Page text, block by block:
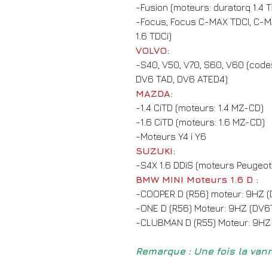
-Fusion (moteurs: duratorq 1.4
-Focus, Focus C-MAX TDCI, C-
1.6 TDCi)
VOLVO:
-S40, V50, V70, S60, V60
DV6 TAD, DV6 ATED4)
MAZDA:
-1.4 CiTD (moteurs: 1.4 MZ-CD)
-1.6 CiTD (moteurs: 1.6 MZ-CD)
-Moteurs Y4 i Y6
SUZUKI:
-S4X 1.6 DDiS (moteurs
BMW MINI Moteurs 1.6 D :
-COOPER D (R56) moteur: 9HZ
-ONE D (R56) Moteur: 9HZ
-CLUBMAN D (R55) Moteur:
Remarque : Une fois la